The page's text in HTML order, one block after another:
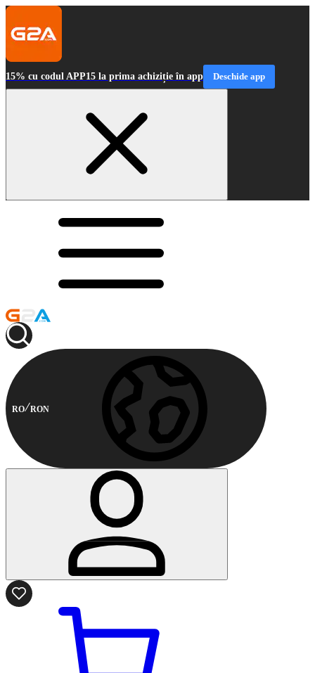
15% cu codul APP15 la prima achiziție în app Deschide app
RO RON